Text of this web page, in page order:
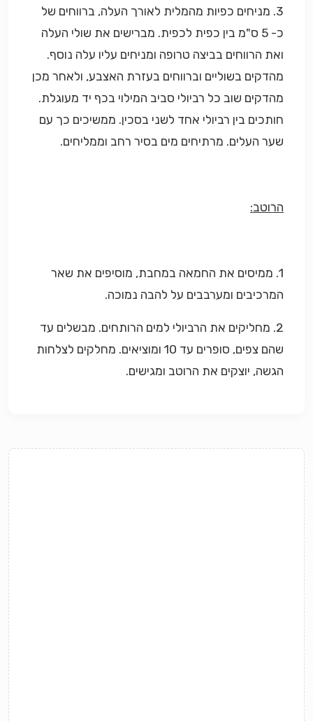
3. מניחים כפיות מהמלית לאורך העלה, ברווחים של
כ- 5 ס"מ בין כפית לכפית. מברישים את שולי העלה
ואת הרווחים בביצה טרופה ומניחים עליו עלה נוסף.
מהדקים בשוליים וברווחים בעזרת האצבע, ולאחר מכן
מהדקים שוב כל רביולי סביב המילוי בכף יד מעוגלת.
חותכים בין רביולי אחד לשני בסכין. ממשיכים כך עם
שער העלים. מרתיחים מים בסיר רחב וממליחים.
הרוטב:
1. ממיסים את החמאה במחבת, מוסיפים את שאר
המרכיבים ומערבבים על להבה נמוכה.
2. מחליקים את הרביולי למים הרותחים. מבשלים עד
שהם צפים, סופרים עד 10 ומוציאים. מחלקים לצלחות
הגשה, יוצקים את הרוטב ומגישים.